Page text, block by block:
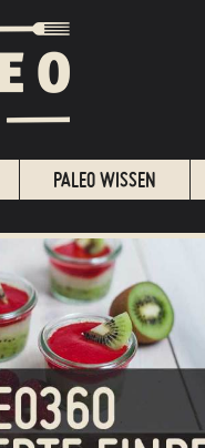
PALEO WISSEN